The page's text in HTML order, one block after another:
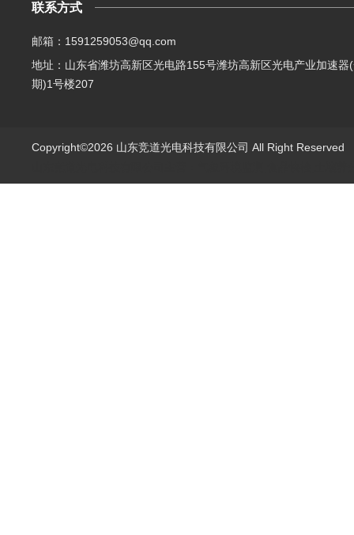
联系方式
邮箱：1591259053@qq.com
地址：山东省潍坊高新区光电路155号潍坊高新区光电产业加速器
期)1号楼207
Copyright©2026 山东竞道光电科技有限公司 All Right